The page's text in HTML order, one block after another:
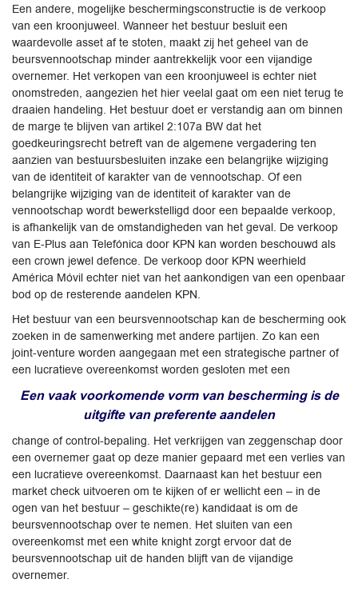
Een andere, mogelijke beschermingsconstructie is de verkoop
van een kroonjuweel. Wanneer het bestuur besluit een
waardevolle asset af te stoten, maakt zij het geheel van de
beursvennootschap minder aantrekkelijk voor een vijandige
overnemer. Het verkopen van een kroonjuweel is echter niet
onomstreden, aangezien het hier veelal gaat om een niet terug te
draaien handeling. Het bestuur doet er verstandig aan om binnen
de marge te blijven van artikel 2:107a BW dat het
goedkeuringsrecht betreft van de algemene vergadering ten
aanzien van bestuursbesluiten inzake een belangrijke wijziging
van de identiteit of karakter van de vennootschap. Of een
belangrijke wijziging van de identiteit of karakter van de
vennootschap wordt bewerkstelligd door een bepaalde verkoop,
is afhankelijk van de omstandigheden van het geval. De verkoop
van E-Plus aan Telefónica door KPN kan worden beschouwd als
een crown jewel defence. De verkoop door KPN weerhield
América Móvil echter niet van het aankondigen van een openbaar
bod op de resterende aandelen KPN.
Het bestuur van een beursvennootschap kan de bescherming ook
zoeken in de samenwerking met andere partijen. Zo kan een
joint-venture worden aangegaan met een strategische partner of
een lucratieve overeenkomst worden gesloten met een
Een vaak voorkomende vorm van bescherming is de
uitgifte van preferente aandelen
change of control-bepaling. Het verkrijgen van zeggenschap door
een overnemer gaat op deze manier gepaard met een verlies van
een lucratieve overeenkomst. Daarnaast kan het bestuur een
market check uitvoeren om te kijken of er wellicht een – in de
ogen van het bestuur – geschikte(re) kandidaat is om de
beursvennootschap over te nemen. Het sluiten van een
overeenkomst met een white knight zorgt ervoor dat de
beursvennootschap uit de handen blijft van de vijandige
overnemer.